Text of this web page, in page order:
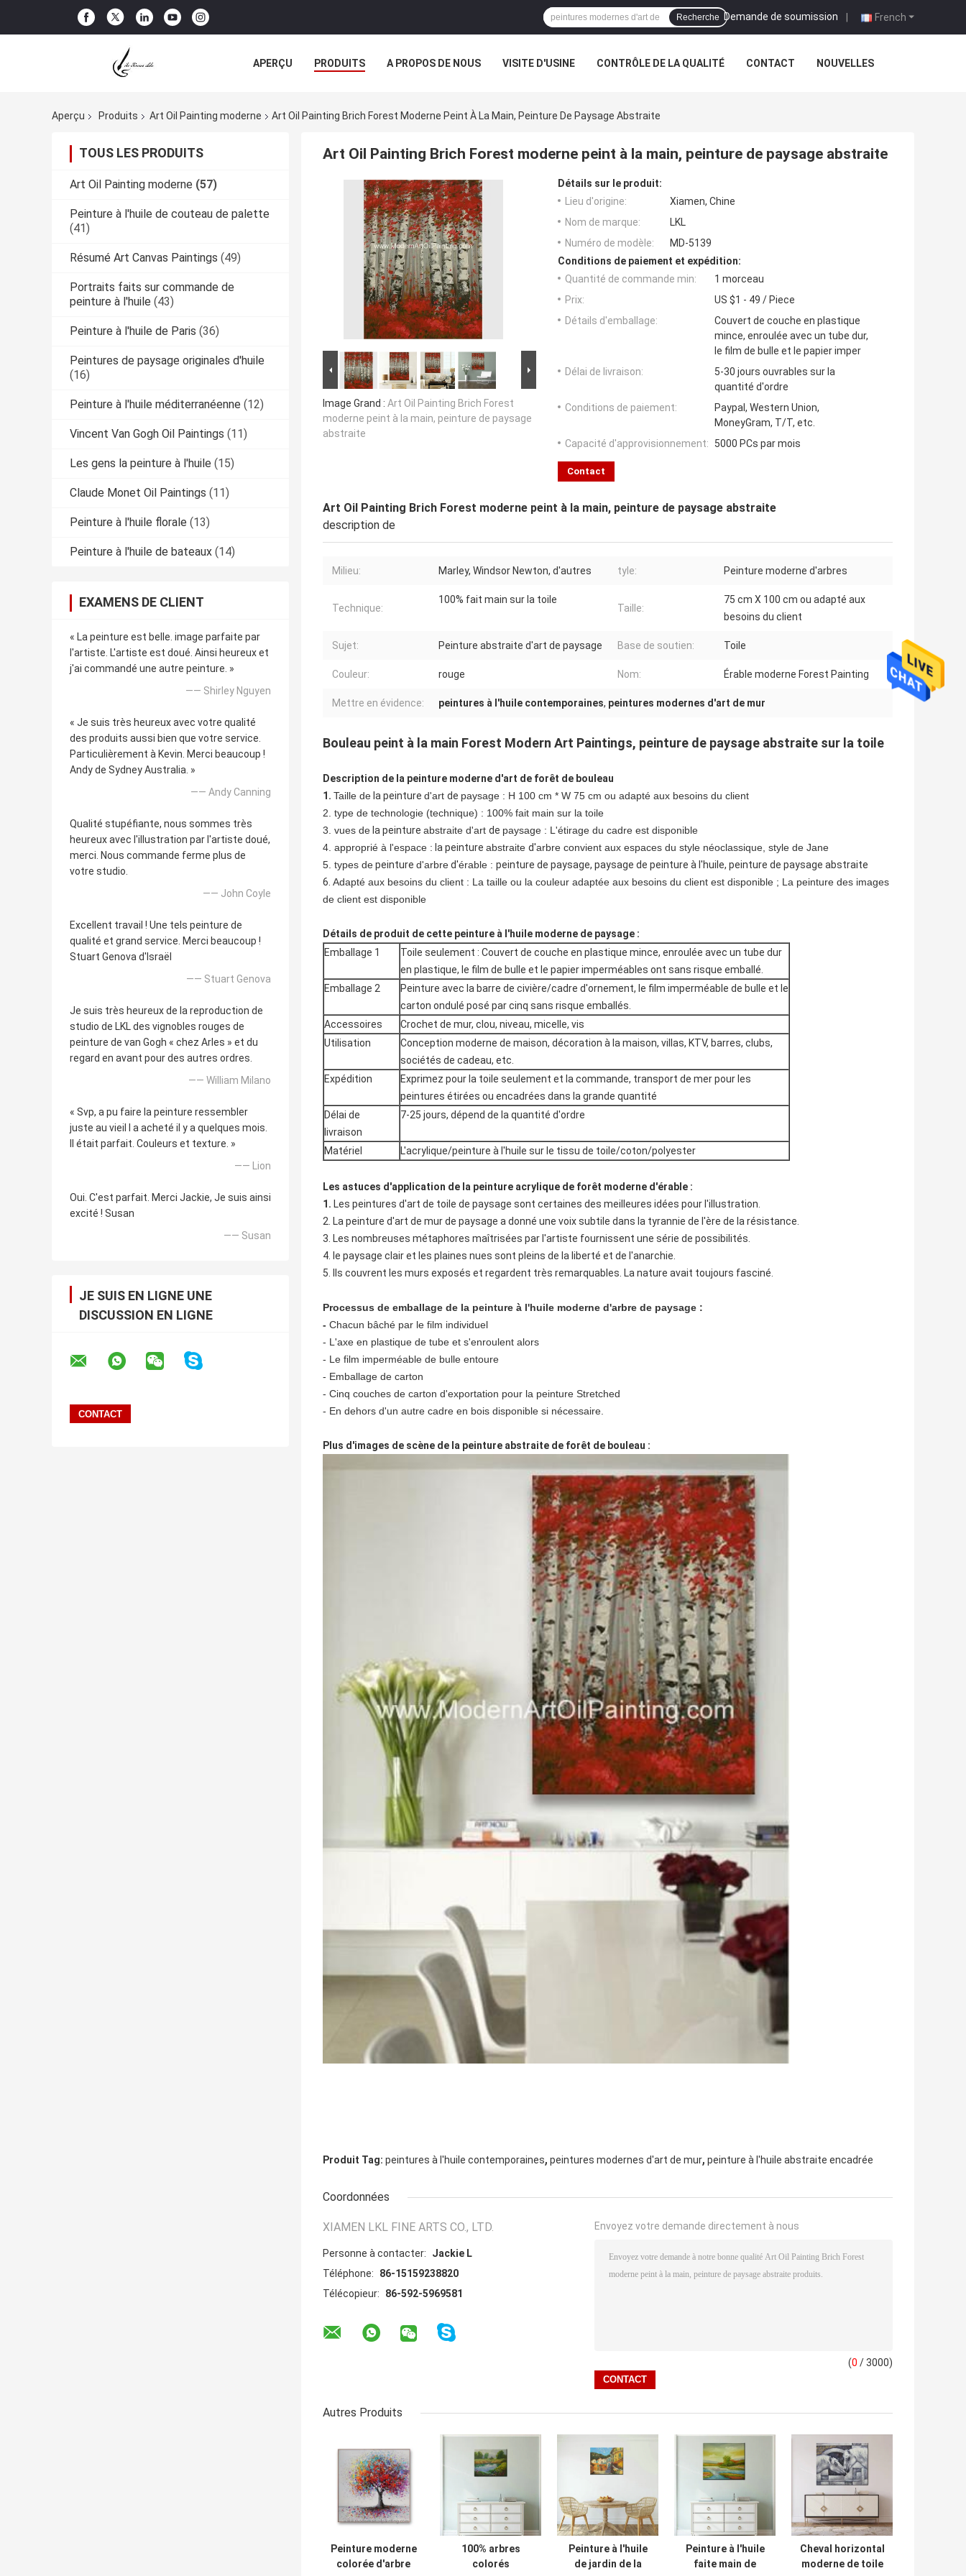
French
Demande de soumission |
Recherche
APERÇU PRODUITS A PROPOS DE NOUS VISITE D'USINE CONTRÔLE DE LA QUALITÉ CONTACT NOUVELLES
Aperçu
Produits Art Oil Painting moderne Art Oil Painting Brich Forest Moderne Peint À La Main, Peinture De Paysage Abstraite
TOUS LES PRODUITS
Art Oil Painting moderne (57)
Peinture à l'huile de couteau de palette
(41)
Résumé Art Canvas Paintings (49)
Portraits faits sur commande de
peinture à l'huile (43)
Peinture à l'huile de Paris (36)
Peintures de paysage originales d'huile
(16)
Peinture à l'huile méditerranéenne (12)
Vincent Van Gogh Oil Paintings (11)
Les gens la peinture à l'huile (15)
Claude Monet Oil Paintings (11)
Peinture à l'huile florale (13)
Peinture à l'huile de bateaux (14)
EXAMENS DE CLIENT
« La peinture est belle. image parfaite par
l'artiste. L'artiste est doué. Ainsi heureux et
j'ai commandé une autre peinture. »
—— Shirley Nguyen
« Je suis très heureux avec votre qualité
des produits aussi bien que votre service.
Particulièrement à Kevin. Merci beaucoup !
Andy de Sydney Australia. »
—— Andy Canning
Qualité stupéfiante, nous sommes très
heureux avec l'illustration par l'artiste doué,
merci. Nous commande ferme plus de
votre studio.
—— John Coyle
Excellent travail ! Une tels peinture de
qualité et grand service. Merci beaucoup !
Stuart Genova d'Israël
—— Stuart Genova
Je suis très heureux de la reproduction de
studio de LKL des vignobles rouges de
peinture de van Gogh « chez Arles » et du
regard en avant pour des autres ordres.
—— William Milano
« Svp, a pu faire la peinture ressembler
juste au vieil I a acheté il y a quelques mois.
Il était parfait. Couleurs et texture. »
—— Lion
Oui. C'est parfait. Merci Jackie, Je suis ainsi
excité ! Susan
—— Susan
JE SUIS EN LIGNE UNE
DISCUSSION EN LIGNE
Art Oil Painting Brich Forest moderne peint à la main, peinture de paysage abstraite
Image Grand : Art Oil Painting Brich Forest
moderne peint à la main, peinture de paysage
abstraite
Détails sur le produit:
Lieu d'origine:
Xiamen, Chine
Nom de marque:
LKL
Numéro de modèle:
MD-5139
Conditions de paiement et expédition:
Quantité de commande min:
1 morceau
Prix:
US $1 - 49 / Piece
Détails d'emballage:
Couvert de couche en plastique
mince, enroulée avec un tube dur,
le film de bulle et le papier imper
Délai de livraison:
5-30 jours ouvrables sur la
quantité d'ordre
Conditions de paiement:
Paypal, Western Union,
MoneyGram, T/T, etc.
Capacité d'approvisionnement:
5000 PCs par mois
Contact
Art Oil Painting Brich Forest moderne peint à la main, peinture de paysage abstraite
description de
Milieu: Marley, Windsor Newton, d'autres tyle: Peinture moderne d'arbres
Technique:
100% fait main sur la toile
Taille:
75 cm X 100 cm ou adapté aux
besoins du client
Sujet: Peinture abstraite d'art de paysage Base de soutien: Toile
Couleur: rouge Nom: Érable moderne Forest Painting
Mettre en évidence: peintures à l'huile contemporaines, peintures modernes d'art de mur
Bouleau peint à la main Forest Modern Art Paintings, peinture de paysage abstraite sur la toile
Description de la peinture moderne d'art de forêt de bouleau
1. Taille de lapeinture d'art de paysage : H 100 cm * W 75 cm ou adapté aux besoins du client
2. type de technologie (technique) : 100% fait main sur la toile
3. vues de lapeinture abstraite d'art de paysage : L'étirage du cadre est disponible
4. approprié à l'espace : la peinture abstraite d'arbre convient aux espaces du style néoclassique, style de Jane
5. types depeinture d'arbred'érable : peinture de paysage, paysage de peinture à l'huile, peinture de paysage abstraite
6. Adapté aux besoins du client : La taille ou la couleur adaptée aux besoins du client est disponible ; La peinture des images
de client est disponible
Détails de produit de cette peinture à l'huile moderne de paysage :
Emballage 1
Toile seulement : Couvert de couche en plastique mince, enroulée avec un tube dur
en plastique, le film de bulle et le papier imperméables ont sans risque emballé.
Emballage 2
Peinture avec la barre de civière/cadre d'ornement, le film imperméable de bulle et le
carton ondulé posé par cinq sans risque emballés.
Accessoires
Crochet de mur, clou, niveau, micelle, vis
Utilisation
Conception moderne de maison, décoration à la maison, villas, KTV, barres, clubs,
sociétés de cadeau, etc.
Expédition
Exprimez pour la toile seulement et la commande, transport de mer pour les
peintures étirées ou encadrées dans la grande quantité
Délai de
livraison
7-25 jours, dépend de la quantité d'ordre
Matériel L'acrylique/peinture à l'huile sur le tissu de toile/coton/polyester
Les astuces d'application de la peinture acrylique de forêt moderne d'érable :
1. Les peintures d'art de toile de paysage sont certaines des meilleures idées pour l'illustration.
2. La peinture d'art de mur de paysage a donné une voix subtile dans la tyrannie de l'ère de la résistance.
3. Les nombreuses métaphores maîtrisées par l'artiste fournissent une série de possibilités.
4. le paysage clair et les plaines nues sont pleins de la liberté et de l'anarchie.
5. Ils couvrent les murs exposés et regardent très remarquables. La nature avait toujours fasciné.
Processus de emballage de la peinture à l'huile moderne d'arbre de paysage :
- Chacun bâché par le film individuel
- L'axe en plastique de tube et s'enroulent alors
- Le film imperméable de bulle entoure
- Emballage de carton
- Cinq couches de carton d'exportation pour la peinture Stretched
- En dehors d'un autre cadre en bois disponible si nécessaire.
Plus d'images de scène de la peinture abstraite de forêt de bouleau :
Produit Tag: peintures à l'huile contemporaines, peintures modernes d'art de mur, peinture à l'huile abstraite encadrée
Coordonnées
XIAMEN LKL FINE ARTS CO., LTD.
Personne à contacter:
Jackie L
Téléphone:
86-15159238820
Télécopieur:
86-592-5969581
Envoyez votre demande directement à nous
(0 / 3000)
Autres Produits
Peinture moderne
colorée d'arbre
100% arbres
colorés
Peinture à l'huile
de jardin de la
Peinture à l'huile
faite main de
Cheval horizontal
moderne de toile